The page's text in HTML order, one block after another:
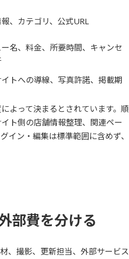
、カテゴリ、公式URL
ー名、料金、所要時間、キャンセ
トへの導線、写真許諾、掲載期
よって決まるとされています。順
ト側の店舗情報整理、関連ペー
イン・編集は標準範囲に含めず、
部費を分ける
、撮影、更新担当、外部サービス